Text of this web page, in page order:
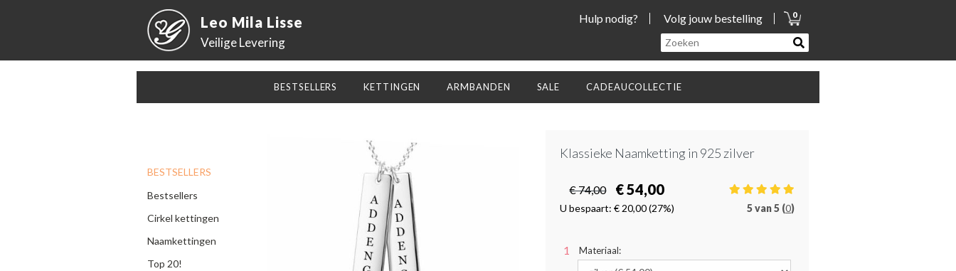
Leo Mila Lisse
Veilige Levering
Hulp nodig? Volg jouw bestelling 0
BESTSELLERS KETTINGEN ARMBANDEN SALE CADEAUCOLLECTIE
BESTSELLERS
Bestsellers
Cirkel kettingen
Naamkettingen
Top 20!
Klassieke Naamketting in 925 zilver
€ 74,00 € 54,00
U bespaart: € 20,00(27%) 5van5 (0)
Materiaal: